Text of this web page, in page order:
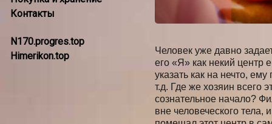
Контакты
N170.progres.top
Himerikon.top
Человек уже давно
его «Я» как некий центр
указать как на нечто,
т.д. Где же хозяин всего
сознательное начало?
вне человеческого